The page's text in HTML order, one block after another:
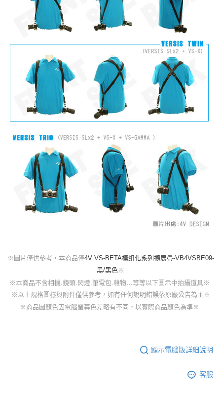
※圖片僅供參考，本商品僅4V VS-BETA模组化系列擴展帶-VB4VSBE09-
黑/黑色※
※本商品不含相機.鏡頭.閃燈.筆電包.雜物…等等以下圖示中拍攝道具※
※以上規格圖樣與附件僅供參考，如有任何說明錯誤依原廠公告為主※
※商品圖顏色因電腦螢幕色差略有不同，以實際商品顏色為準※
顯示電腦版詳細說明
客服